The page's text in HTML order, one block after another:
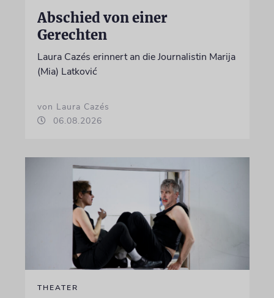
Abschied von einer
Gerechten
Laura Cazés erinnert an die Journalistin Marija
(Mia) Latković
von Laura Cazés
06.08.2026
THEATER